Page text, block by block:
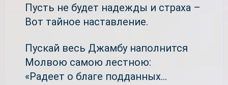
Пусть не будет надежды и страха –
Вот тайное наставление.
Пускай весь Джамбу наполнится
Молвою самою лестною:
«Радеет о благе подданных...